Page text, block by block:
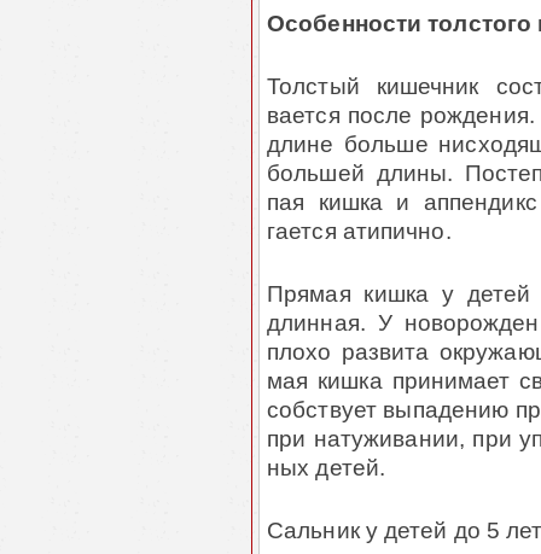
Особенности
Толстый кишечник
вается после
длине больше
большей длины.
пая кишка и
гается атипично.
Прямая кишка у детей
длинная. У
плохо развита
мая кишка принимает
собствует выпадению
при натуживании, при
ных детей.
Сальник у детей до 5